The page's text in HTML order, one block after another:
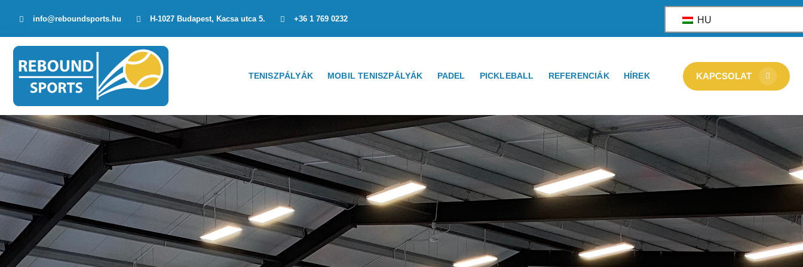
info@reboundsports.hu H-1027 Budapest, Kacsa utca 5. +36 1 769 0232 HU
TENISZPÁLYÁK MOBIL TENISZPÁLYÁK PADEL PICKLEBALL REFERENCIÁK HÍREK KAPCSOLAT